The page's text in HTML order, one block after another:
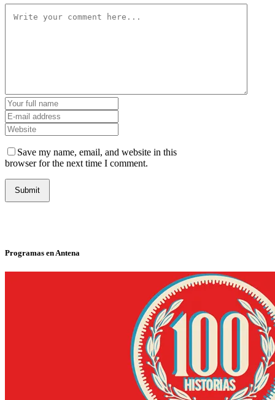
Save my name, email, and website in this
browser for the next time I comment.
Programas en Antena